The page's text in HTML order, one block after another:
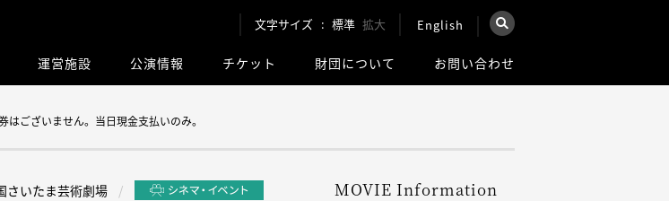
文字サイズ 標準 拡大 English
×
このサイト内を検索
運営施設 公演情報 チケット 財団について お問い合わせ
ございません。当日現金支払いのみ。
さいたま芸術劇場 MOVIE Information